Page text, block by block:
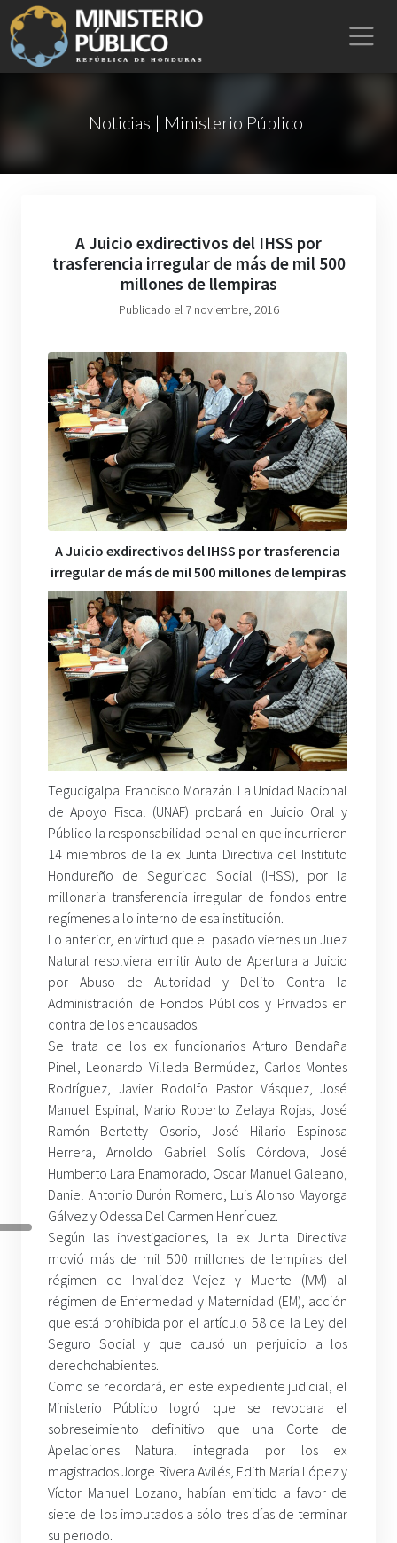
Noticias | Ministerio Público
A Juicio exdirectivos del IHSS por
trasferencia irregular de más de mil 500
millones de llempiras
Publicado el 7 noviembre, 2016
A Juicio exdirectivos del IHSS por trasferencia
irregular de más de mil 500 millones de lempiras
Tegucigalpa. Francisco Morazán. La Unidad Nacional
de Apoyo Fiscal (UNAF) probará en Juicio Oral y
Público la responsabilidad penal en que incurrieron
14 miembros de la ex Junta Directiva del Instituto
Hondureño de Seguridad Social (IHSS), por la
millonaria transferencia irregular de fondos entre
regímenes a lo interno de esa institución.
Lo anterior, en virtud que el pasado viernes un Juez
Natural resolviera emitir Auto de Apertura a Juicio
por Abuso de Autoridad y Delito Contra la
Administración de Fondos Públicos y Privados en
contra de los encausados.
Se trata de los ex funcionarios Arturo Bendaña
Pinel, Leonardo Villeda Bermúdez, Carlos Montes
Rodríguez, Javier Rodolfo Pastor Vásquez, José
Manuel Espinal, Mario Roberto Zelaya Rojas, José
Ramón Bertetty Osorio, José Hilario Espinosa
Herrera, Arnoldo Gabriel Solís Córdova, José
Humberto Lara Enamorado, Oscar Manuel Galeano,
Daniel Antonio Durón Romero, Luis Alonso Mayorga
Gálvez y Odessa Del Carmen Henríquez.
Según las investigaciones, la ex Junta Directiva
movió más de mil 500 millones de lempiras del
régimen de Invalidez Vejez y Muerte (IVM) al
régimen de Enfermedad y Maternidad (EM), acción
que está prohibida por el artículo 58 de la Ley del
Seguro Social y que causó un perjuicio a los
derechohabientes.
Como se recordará, en este expediente judicial, el
Ministerio Público logró que se revocara el
sobreseimiento definitivo que una Corte de
Apelaciones Natural integrada por los ex
magistrados Jorge Rivera Avilés, Edith María López y
Víctor Manuel Lozano, habían emitido a favor de
siete de los imputados a sólo tres días de terminar
su periodo.